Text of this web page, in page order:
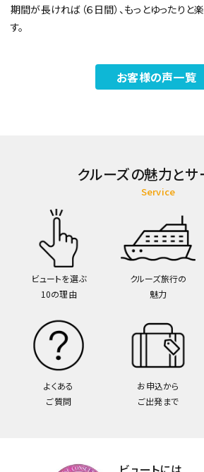
期間が長ければ（６日間）、もっとゆったりと
す。
お客様の声一覧
クルーズの魅力とサ
Service
ビュートを選ぶ
10の理由
クルーズ旅行の
魅力
よくある
ご質問
お申込から
ご出発まで